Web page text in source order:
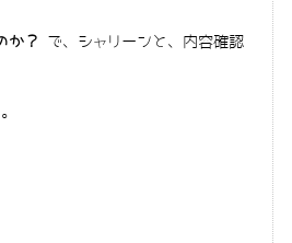
か？
で、シャリーンと、内容確認